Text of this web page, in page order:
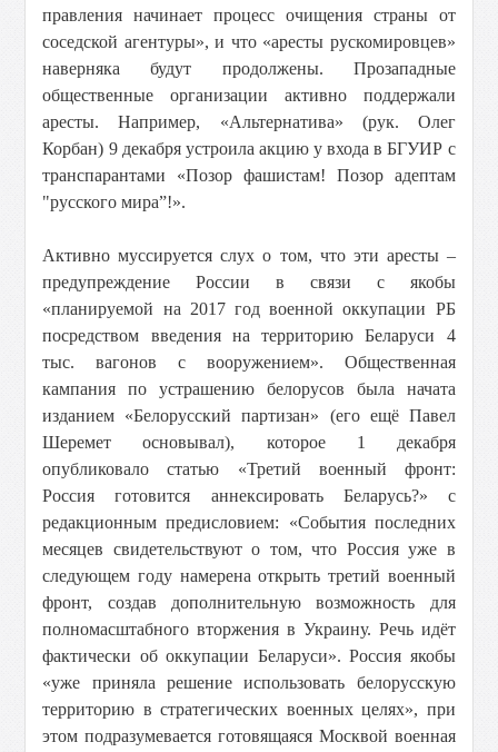
правления начинает процесс очищения страны от
соседской агентуры», и что «аресты рускомировцев»
наверняка будут продолжены. Прозападные
общественные организации активно поддержали
аресты. Например, «Альтернатива» (рук. Олег
Корбан) 9 декабря устроила акцию у входа в БГУИР с
транспарантами «Позор фашистам! Позор адептам
"русского мира”!».
Активно муссируется слух о том, что эти аресты –
предупреждение России в связи с якобы
«планируемой на 2017 год военной оккупации РБ
посредством введения на территорию Беларуси 4
тыс. вагонов с вооружением». Общественная
кампания по устрашению белорусов была начата
изданием «Белорусский партизан» (его ещё Павел
Шеремет основывал), которое 1 декабря
опубликовало статью «Третий военный фронт:
Россия готовится аннексировать Беларусь?» с
редакционным предисловием: «События последних
месяцев свидетельствуют о том, что Россия уже в
следующем году намерена открыть третий военный
фронт, создав дополнительную возможность для
полномасштабного вторжения в Украину. Речь идёт
фактически об оккупации Беларуси». Россия якобы
«уже приняла решение использовать белорусскую
территорию в стратегических военных целях», при
этом подразумевается готовящаяся Москвой военная